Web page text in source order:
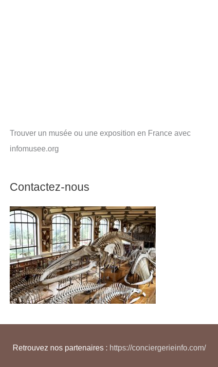
Trouver un musée ou une exposition en France avec
infomusee.org
Contactez-nous
Retrouvez nos partenaires : https://conciergerieinfo.com/